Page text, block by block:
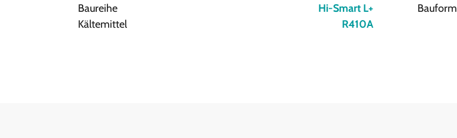
Baureihe
Hi-Smart L+ Bauform
Kältemittel
R410A